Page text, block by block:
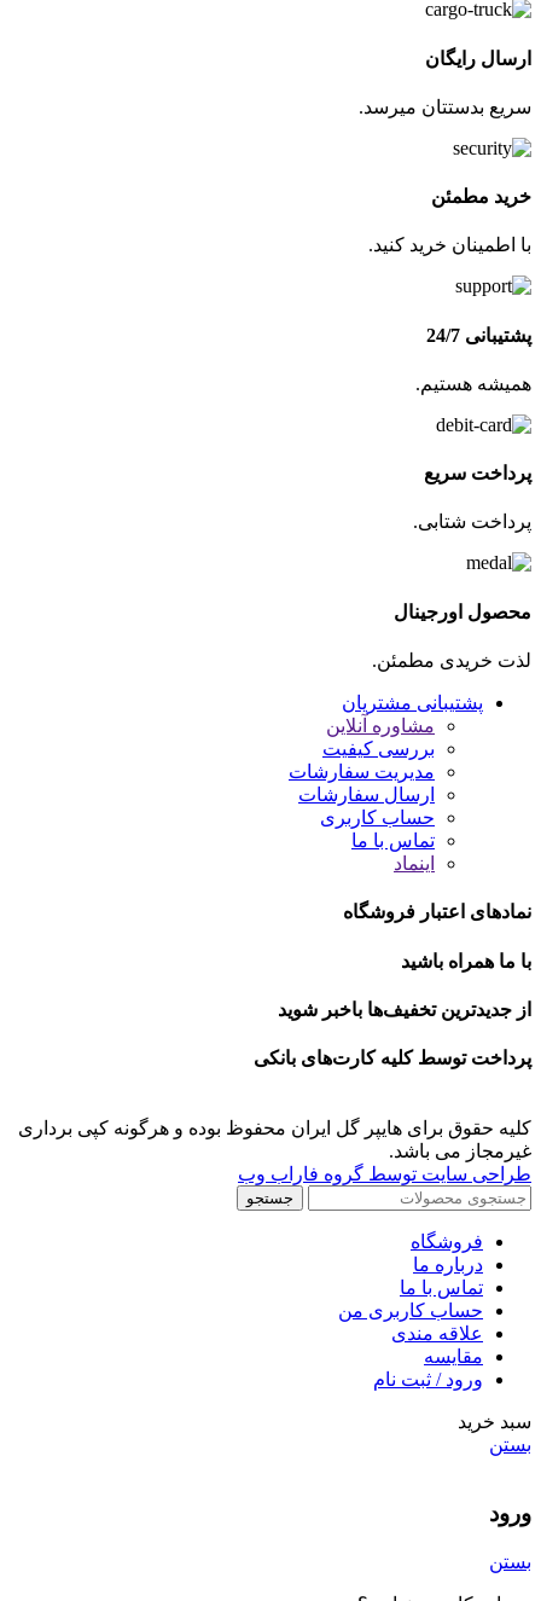
ارسال رایگان
سریع بدستتان میرسد.
خرید مطمئن
با اطمینان خرید کنید.
پشتیبانی 24/7
همیشه هستیم.
پرداخت سریع
پرداخت شتابی.
محصول اورجینال
لذت خریدی مطمئن.
پشتیبانی مشتریان
مشاوره آنلاین
بررسی کیفیت
مدیریت سفارشات
ارسال سفارشات
حساب کاربری
تماس با ما
اینماد
نمادهای اعتبار فروشگاه
با ما همراه باشید
از جدیدترین تخفیف‌ها باخبر شوید
پرداخت توسط کلیه کارت‌های بانکی
کلیه حقوق برای هایپر گل ایران محفوظ بوده و هرگونه کپی برداری
غیرمجاز می باشد.
طراحی سایت توسط گروه فاراب وب
جستجو
فروشگاه
درباره ما
تماس با ما
حساب کاربری من
علاقه مندی
مقايسه
ورود / ثبت نام
سبد خرید
بستن
ورود
بستن